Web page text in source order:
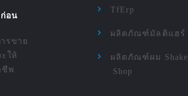
อน
รขาย
ให้
ชีพ
TfErp
ผลิตภัณฑ์มัลติแฮร์
ผลิตภัณฑ์ผม Shake
Shop